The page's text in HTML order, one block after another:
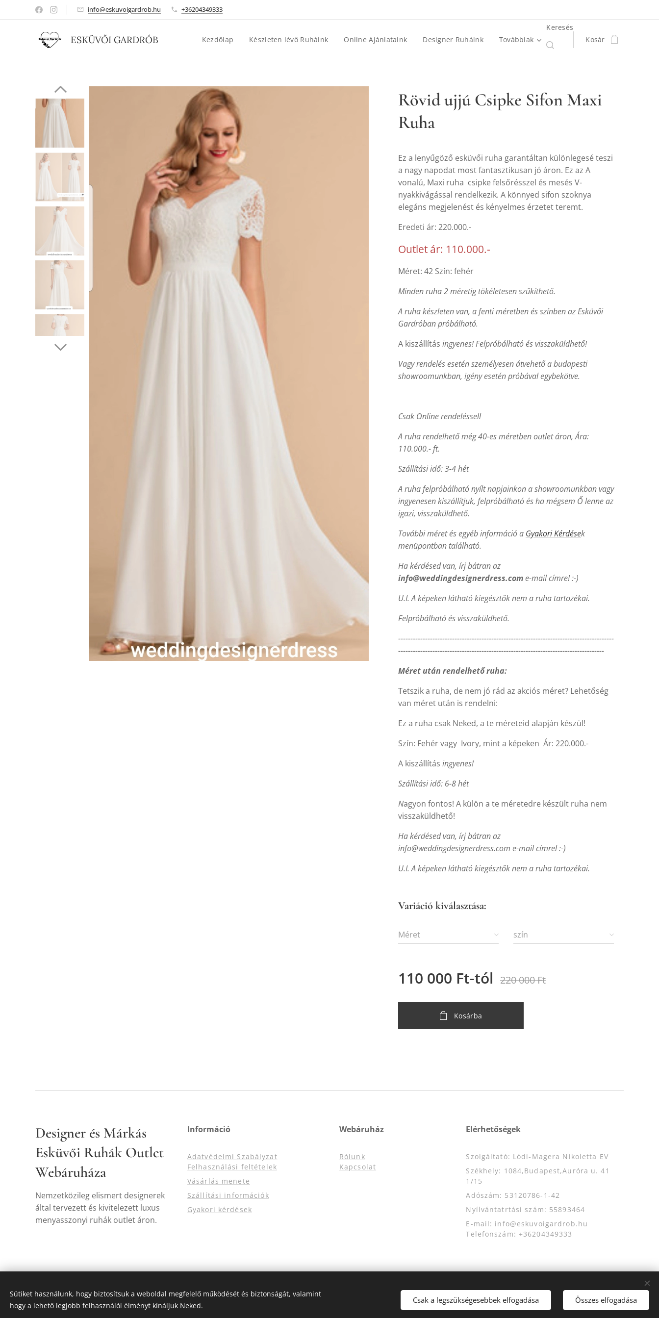
info@eskuvoigardrob.hu +36204349333
ESKÜVŐI GARDRÓB Kezdőlap Készleten lévő Ruháink Online Ajánlataink Designer Ruháink Továbbiak
Keresés
Kosár
Rövid ujjú Csipke Sifon Maxi
Ruha
Ez a lenyűgöző esküvői ruha garantáltan különlegesé teszi
a nagy napodat most fantasztikusan jó áron. Ez az A
vonalú, Maxi ruha csipke felsőrésszel és mesés V-
nyakkivágással rendelkezik. A könnyed sifon szoknya
elegáns megjelenést és kényelmes érzetet teremt.
Eredeti ár: 220.000.-
Outlet ár: 110.000.-
Méret: 42 Szín: fehér
Minden ruha 2 méretig tökéletesen szűkíthető.
A ruha készleten van, a fenti méretben és színben az Esküvői
Gardróban próbálható.
A kiszállítás ingyenes! Felpróbálható és visszaküldhető!
Vagy rendelés esetén személyesen átvehető a budapesti
showroomunkban, igény esetén próbával egybekötve.
Csak Online rendeléssel!
A ruha rendelhető még 40-es méretben outlet áron,Ára:
110.000.- ft.
Szállítási idő: 3-4 hét
A ruha felpróbálható nyílt napjainkon a showroomunkban vagy
ingyenesen kiszállítjuk, felpróbálható és ha mégsem Ő lenne az
igazi, visszaküldhető.
További méret és egyéb információ a Gyakori Kérdések
menüpontban található.
Ha kérdésed van, írj bátran az
info@weddingdesignerdress.come-mail címre! :-)
U.I. A képeken látható kiegésztők nem a ruha tartozékai.
Felpróbálható és visszaküldhető.
----------------------------------------------------------------------------------------
------------------------------------------------------------------------------------
Méret után rendelhető ruha:
Tetszik a ruha, de nem jó rád az akciós méret? Lehetőség
van méret után is rendelni:
Ez a ruha csak Neked, a te méreteid alapján készül!
Szín: Fehér vagy Ivory, mint a képeken Ár: 220.000.-
A kiszállítás ingyenes!
Szállítási idő: 6-8 hét
Nagyon fontos! A külön a te méretedre készült ruha nem
visszaküldhető!
Ha kérdésed van, írj bátran az
info@weddingdesignerdress.com e-mail címre! :-)
U.I. A képeken látható kiegésztők nem a ruha tartozékai.
Variáció kiválasztása:
Méret szín
110 000 Ft-tól 220 000Ft
Kosárba
Designer és Márkás
Esküvői Ruhák Outlet
Webáruháza
Nemzetközileg elismert designerek
által tervezett és kivitelezett luxus
menyasszonyi ruhák outlet áron.
Információ
Adatvédelmi Szabályzat
Felhasználási feltételek
Vásárlás menete
Szállítási információk
Gyakori kérdések
Webáruház
Rólunk
Kapcsolat
Elérhetőségek
Szolgáltató: Lódi-Magera Nikoletta EV
Székhely: 1084,Budapest,Auróra u. 41
1/15
Adószám: 53120786-1-42
Nyílvántatrtási szám: 55893464
E-mail: info@eskuvoigardrob.hu
Telefonszám: +36204349333
Sütiket használunk, hogy biztosítsuk a weboldal megfelelő működését és biztonságát, valamint
hogy a lehető legjobb felhasználói élményt kínáljuk Neked.
Csak a legszükségesebbek elfogadása Összes elfogadása